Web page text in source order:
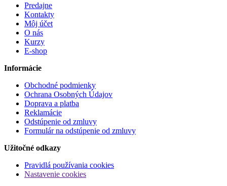
Predajne
Kontakty
Môj účet
O nás
Kurzy
E-shop
Informácie
Obchodné podmienky
Ochrana Osobných Údajov
Doprava a platba
Reklamácie
Odstúpenie od zmluvy
Formulár na odstúpenie od zmluvy
Užitočné odkazy
Pravidlá používania cookies
Nastavenie cookies